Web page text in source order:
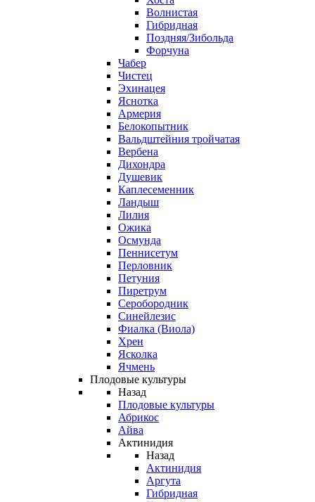
Волнистая
Гибридная
Поздняя/Зибольда
Форчуна
Чабер
Чистец
Эхинацея
Яснотка
Армерия
Белокопытник
Вальдштейния тройчатая
Вербена
Дихондра
Душевик
Каплесеменник
Ландыш
Лилия
Ожика
Осмунда
Пеннисетум
Перловник
Петуния
Пиретрум
Серобородник
Синейлезис
Фиалка (Виола)
Хрен
Ясколка
Ячмень
Плодовые культуры
Назад
Плодовые культуры
Абрикос
Айва
Актинидия
Назад
Актинидия
Аргута
Гибридная